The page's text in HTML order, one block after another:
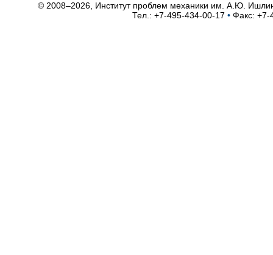
© 2008–2026, Институт проблем механики им. А.Ю.
Тел.: +7-495-434-00-17 • Факс: +7-